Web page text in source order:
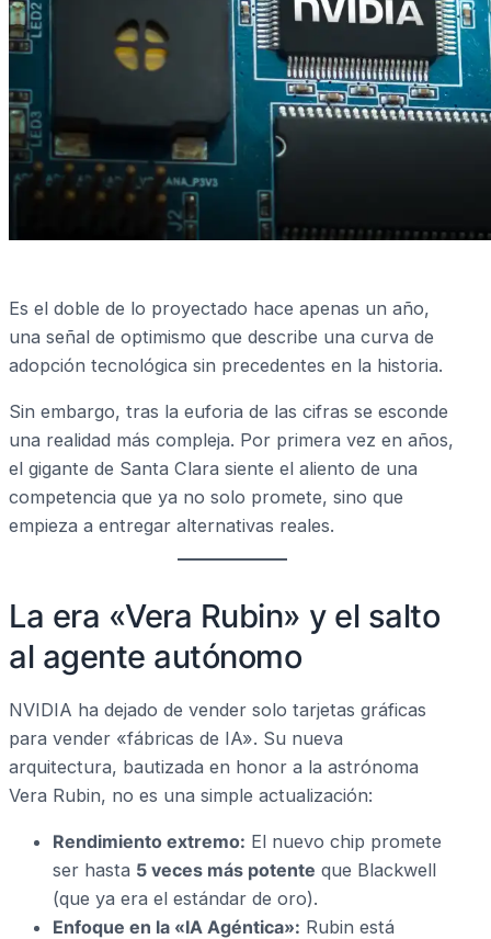
Es el doble de lo proyectado hace apenas un año,
una señal de optimismo que describe una curva de
adopción tecnológica sin precedentes en la historia.
Sin embargo, tras la euforia de las cifras se esconde
una realidad más compleja. Por primera vez en años,
el gigante de Santa Clara siente el aliento de una
competencia que ya no solo promete, sino que
empieza a entregar alternativas reales.
La era «Vera Rubin» y el salto
al agente autónomo
NVIDIA ha dejado de vender solo tarjetas gráficas
para vender «fábricas de IA». Su nueva
arquitectura, bautizada en honor a la astrónoma
Vera Rubin, no es una simple actualización:
Rendimiento extremo: El nuevo chip promete
ser hasta 5 veces más potente que Blackwell
(que ya era el estándar de oro).
Enfoque en la «IA Agéntica»: Rubin está